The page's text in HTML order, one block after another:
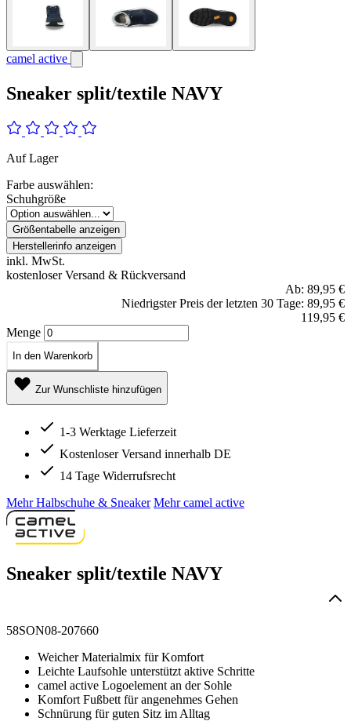
camel active
Sneaker split/textile NAVY
Auf Lager
Farbe auswählen:
Schuhgröße
Größentabelle anzeigen
Herstellerinfo anzeigen
inkl. MwSt.
kostenloser Versand & Rückversand
Ab: 89,95 €
Niedrigster Preis der letzten 30 Tage: 89,95 €
119,95 €
Menge
In den Warenkorb
Zur Wunschliste hinzufügen
1-3 Werktage Lieferzeit
Kostenloser Versand innerhalb DE
14 Tage Widerrufsrecht
Mehr Halbschuhe & Sneaker Mehr camel active
Sneaker split/textile NAVY
58SON08-207660
Weicher Materialmix für Komfort
Leichte Laufsohle unterstützt aktive Schritte
camel active Logoelement an der Sohle
Komfort Fußbett für angenehmes Gehen
Schnürung für guten Sitz im Alltag